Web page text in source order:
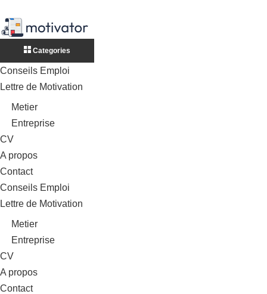
Categories
Conseils Emploi
Lettre de Motivation
Metier
Entreprise
CV
A propos
Contact
Conseils Emploi
Lettre de Motivation
Metier
Entreprise
CV
A propos
Contact